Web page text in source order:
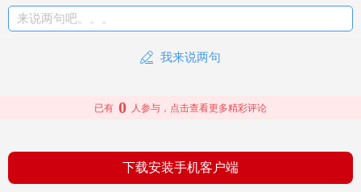
来说两句吧。。。
我来说两句
已有 0 人参与，点击查看更多精彩评论
下载安装手机客户端